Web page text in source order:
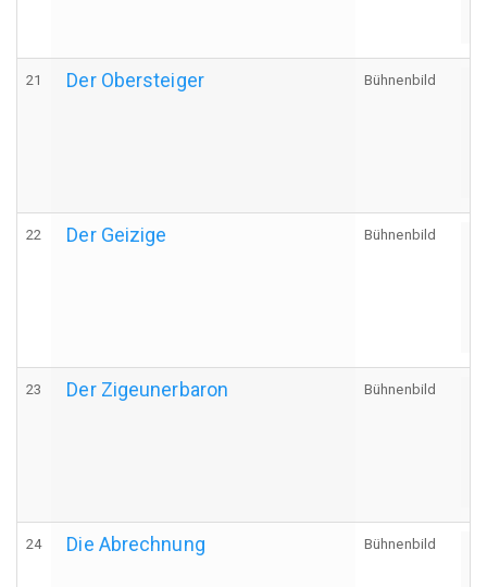
21 Der Obersteiger Bühnenbild
22 Der Geizige Bühnenbild
23 Der Zigeunerbaron Bühnenbild
24 Die Abrechnung Bühnenbild